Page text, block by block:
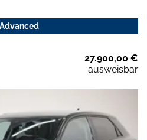
27.900,00 €
ausweisbar